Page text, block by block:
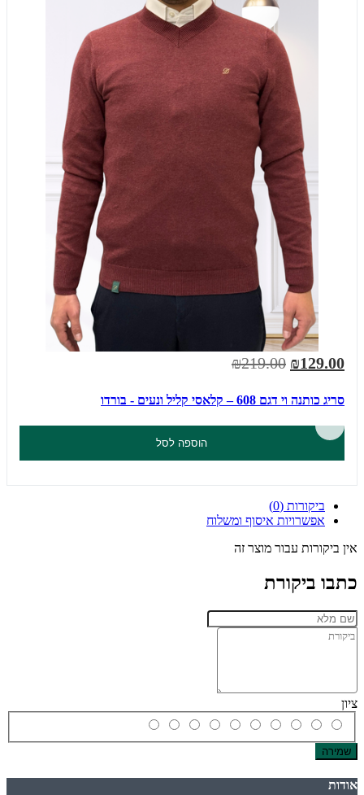
₪129.00
₪219.00
סריג כותנה וי דגם 608 – קלאסי קליל ונעים - בורדו
הוספה לסל
ביקורות (0)
אפשרויות איסוף ומשלוח
אין ביקורות עבור מוצר זה
כתבו ביקורת
ציון
שמירה
אודות